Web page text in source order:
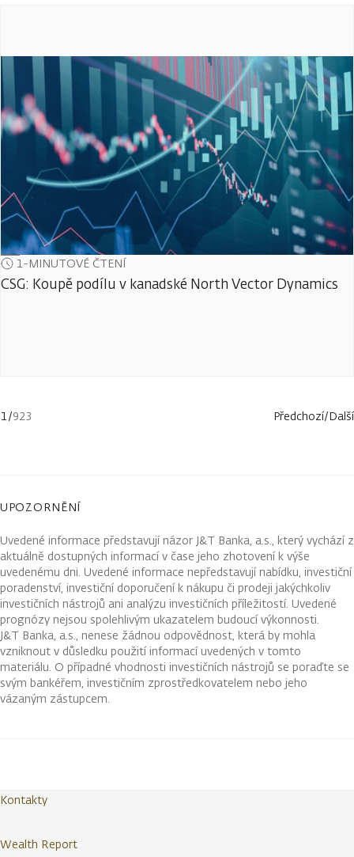
1-MINUTOVÉ ČTENÍ
CSG: Koupě podílu v kanadské North Vector Dynamics
1/923 Předchozí/Další
UPOZORNĚNÍ
Uvedené informace představují názor J&T Banka, a.s., který vychází z
aktuálně dostupných informací v čase jeho zhotovení k výše
uvedenému dni. Uvedené informace nepředstavují nabídku, investiční
poradenství, investiční doporučení k nákupu či prodeji jakýchkoliv
investičních nástrojů ani analýzu investičních příležitostí. Uvedené
prognózy nejsou spolehlivým ukazatelem budoucí výkonnosti.
J&T Banka, a.s., nenese žádnou odpovědnost, která by mohla
vzniknout v důsledku použití informací uvedených v tomto
materiálu. O případné vhodnosti investičních nástrojů se poraďte se
svým bankéřem, investičním zprostředkovatelem nebo jeho
vázaným zástupcem.
Kontakty
Wealth Report